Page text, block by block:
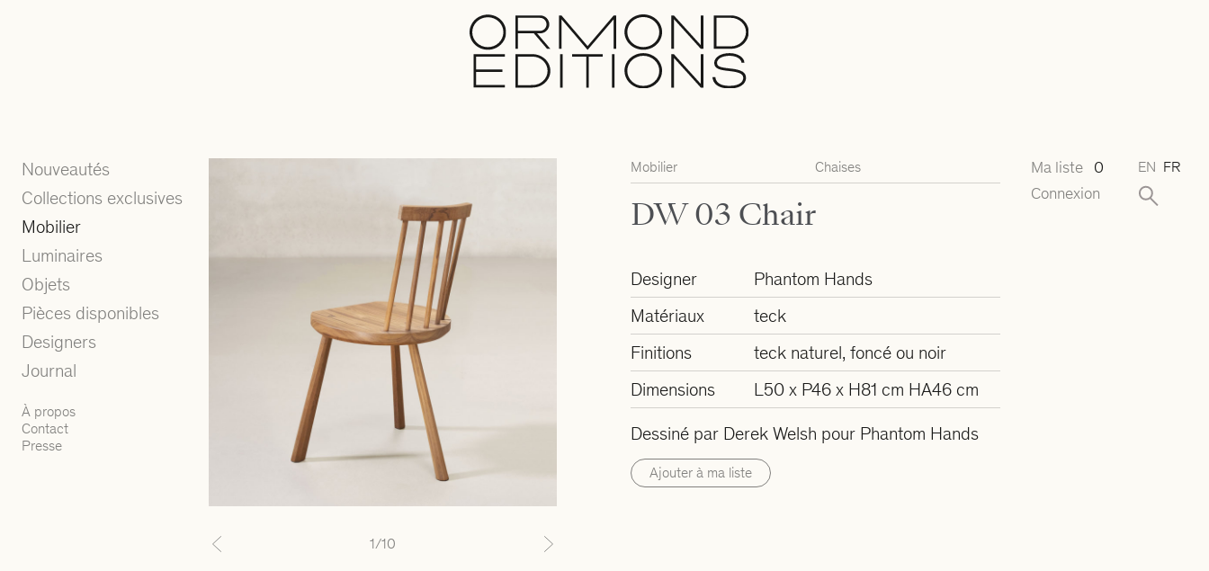
Nouveautés
Collections exclusives
Mobilier
Luminaires
Objets
Pièces disponibles
Designers
Journal
À propos
Contact
Presse
Previous 1/10
Mobilier Chaises
DW 03 Chair
Designer
Phantom Hands
Matériaux
teck
Finitions
teck naturel, foncé ou noir
Dimensions
L50 x P46 x H81 cm HA46 cm
Dessiné par Derek Welsh pour Phantom Hands
Ajouter à ma liste
Ma liste 0
Connexion
EN FR